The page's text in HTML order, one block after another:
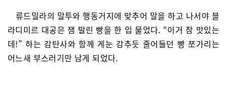
류드밀라의 말투와 행동거지에 맞추어 말을 하고 나서야 블
라디미르 대공은 잼 발린 빵을 한 입 물었다. “이거 참 맛있는
데!” 하는 감탄사와 함께 게눈 감추듯 줄어들던 빵 쪼가리는
어느새 부스러기만 남게 되었다.